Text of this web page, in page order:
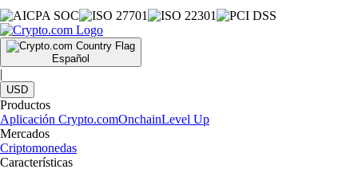
Español
|
USD
Productos
Aplicación Crypto.comOnchainLevel Up
Mercados
Criptomonedas
Características